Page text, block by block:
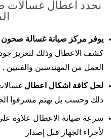
نحدد اعطال غسالات
يوفر مركز صيانة غسالة
كشف الاعطال وذلك لتعزيز
العمل من المهندسين والفنيين .
لحل كافة اشكال اعطال
ذلك وحسب بل يهتم مشرفوا
سرعة صيانة الاعطال علاوة
لأجزاء الجهاز قبل إصدار